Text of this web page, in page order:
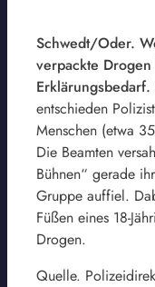
Schwedt/Oder.
verpackte
Erklärungsbedarf.
entschieden
Menschen (etwa
Die Beamten
Bühnen“ gerade
Gruppe auffiel.
Füßen eines 18-
Drogen.
Quelle.